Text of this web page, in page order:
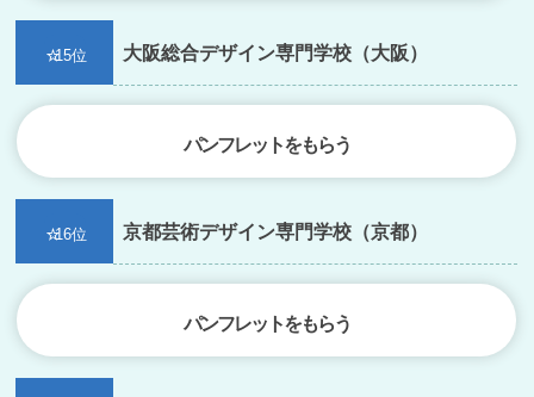
15位 大阪総合デザイン専門学校（大阪）
パンフレットをもらう
16位 京都芸術デザイン専門学校（京都）
パンフレットをもらう